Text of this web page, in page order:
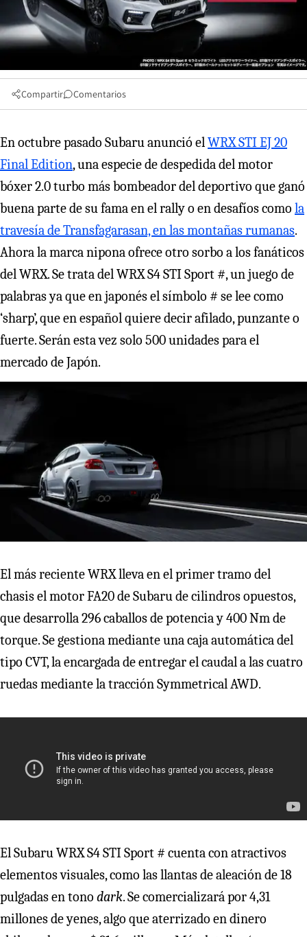
Compartir Comentarios
En octubre pasado Subaru anunció elWRX STI EJ 20
Final Edition, una especie de despedida del motor
bóxer 2.0 turbo más bombeador del deportivo que ganó
buena parte de su fama en el rally o en desafíos como la
travesía de Transfagarasan, en las montañas rumanas.
Ahora la marca nipona ofrece otro sorbo a los fanáticos
del WRX. Se trata del WRX S4 STI Sport #, un juego de
palabras ya que en japonés el símbolo # se lee como
‘sharp’, que en español quiere decir afilado, punzante o
fuerte. Serán esta vez solo 500 unidades para el
mercado de Japón.
El más reciente WRX lleva en el primer tramo del
chasis el motor FA20 de Subaru de cilindros opuestos,
que desarrolla 296 caballos de potencia y 400 Nm de
torque. Se gestiona mediante una caja automática del
tipo CVT, la encargada de entregar el caudal a las cuatro
ruedas mediante la tracción Symmetrical AWD.
El Subaru WRX S4 STI Sport # cuenta con atractivos
elementos visuales, como las llantas de aleación de 18
pulgadas en tono dark. Se comercializará por 4,31
millones de yenes, algo que aterrizado en dinero